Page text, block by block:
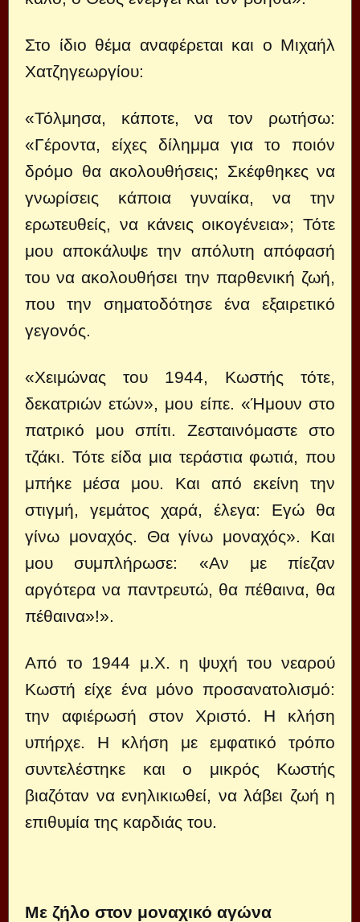
Στο ίδιο θέμα αναφέρεται και ο Μιχαήλ
Χατζηγεωργίου:
«Τόλμησα, κάποτε, να τον ρωτήσω:
«Γέροντα, είχες δίλημμα για το ποιόν
δρόμο θα ακολουθήσεις; Σκέφθηκες να
γνωρίσεις κάποια γυναίκα, να την
ερωτευθείς, να κάνεις οικογένεια»; Τότε
μου αποκάλυψε την απόλυτη απόφασή
του να ακολουθήσει την παρθενική ζωή,
που την σηματοδότησε ένα εξαιρετικό
γεγονός.
«Χειμώνας του 1944, Κωστής τότε,
δεκατριών ετών», μου είπε. «Ήμουν στο
πατρικό μου σπίτι. Ζεσταινόμαστε στο
τζάκι. Τότε είδα μια τεράστια φωτιά, που
μπήκε μέσα μου. Και από εκείνη την
στιγμή, γεμάτος χαρά, έλεγα: Εγώ θα
γίνω μοναχός. Θα γίνω μοναχός». Και
μου συμπλήρωσε: «Αν με πίεζαν
αργότερα να παντρευτώ, θα πέθαινα, θα
πέθαινα»!».
Από το 1944 μ.Χ. η ψυχή του νεαρού
Κωστή είχε ένα μόνο προσανατολισμό:
την αφιέρωσή στον Χριστό. Η κλήση
υπήρχε. Η κλήση με εμφατικό τρόπο
συντελέστηκε και ο μικρός Κωστής
βιαζόταν να ενηλικιωθεί, να λάβει ζωή η
επιθυμία της καρδιάς του.
Με ζήλο στον μοναχικό αγώνα